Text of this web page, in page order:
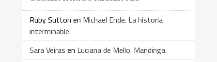
Ruby Sutton en Michael Ende. La historia
interminable.
Sara Veiras en Luciana de Mello. Mandinga.